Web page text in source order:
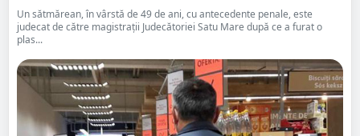
Un sătmărean, în vârstă de 49 de ani, cu antecedente penale, este
judecat de către magistrații Judecătoriei Satu Mare după ce a furat o
plas...